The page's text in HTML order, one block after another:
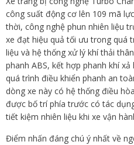
công suất động cơ lên 109 mã
thời, công nghệ phun nhiên liệu
xe đạt hiệu quả tối ưu trong quá
liệu và hệ thống xử lý khí thải
phanh ABS, kết hợp phanh khí
quá trình điều khiển phanh an
dòng xe này có hệ thống điều
được bố trí phía trước có tác
tiết kiệm nhiên liệu khi xe vận
Điểm nhấn đáng chú ý nhất về